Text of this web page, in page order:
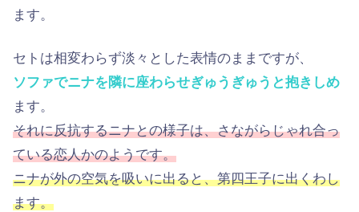
ます。
セトは相変わらず淡々とした表情のままですが、
ソファでニナを隣に座わらせぎゅうぎゅうと抱きしめ
ます。
それに反抗するニナとの様子は、さながらじゃれ合っ
ている恋人かのようです。
ニナが外の空気を吸いに出ると、第四王子に出くわし
ます。